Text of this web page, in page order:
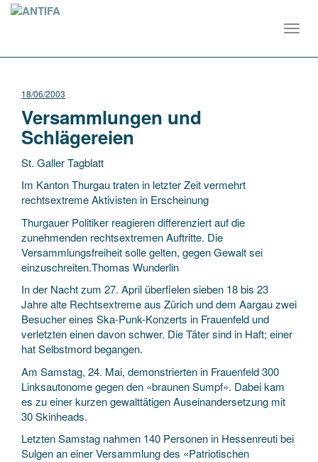
18/06/2003
Versammlungen und
Schlägereien
St. Galler Tagblatt
Im Kanton Thurgau traten in letzter Zeit vermehrt
rechtsextreme Aktivisten in Erscheinung
Thurgauer Politiker reagieren differenziert auf die
zunehmenden rechtsextremen Auftritte. Die
Versammlungsfreiheit solle gelten, gegen Gewalt sei
einzuschreiten.Thomas Wunderlin
In der Nacht zum 27. April überfielen sieben 18 bis 23
Jahre alte Rechtsextreme aus Zürich und dem Aargau zwei
Besucher eines Ska-Punk-Konzerts in Frauenfeld und
verletzten einen davon schwer. Die Täter sind in Haft; einer
hat Selbstmord begangen.
Am Samstag, 24. Mai, demonstrierten in Frauenfeld 300
Linksautonome gegen den «braunen Sumpf». Dabei kam
es zu einer kurzen gewalttätigen Auseinandersetzung mit
30 Skinheads.
Letzten Samstag nahmen 140 Personen in Hessenreuti bei
Sulgen an einer Versammlung des «Patriotischen